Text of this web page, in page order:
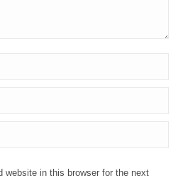
website in this browser for the next